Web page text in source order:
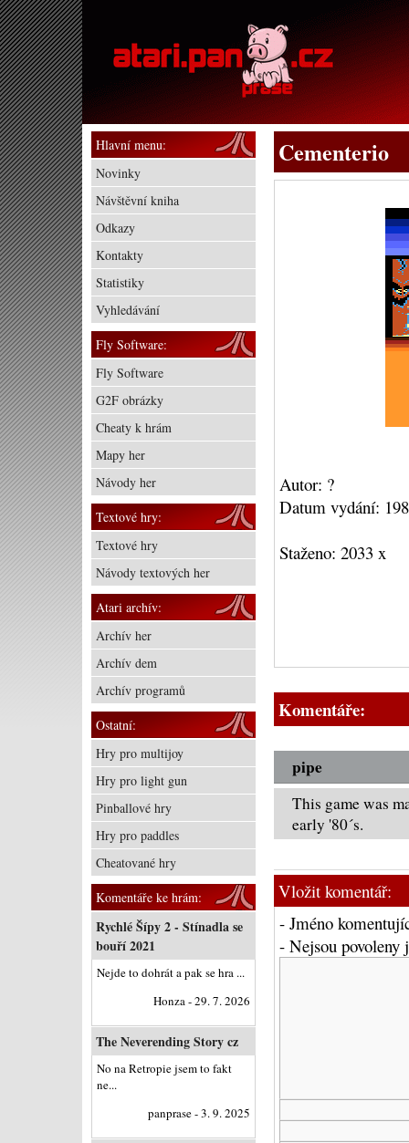
Cementerio
Autor: ?
Datum vydání:
Staženo: 2033 x
Komentáře:
pipe
This game was
early '80´s.
Vložit komentář:
- Jméno
- Nejsou
Hlavní menu:
Novinky
Návštěvní kniha
Odkazy
Kontakty
Statistiky
Vyhledávání
Fly Software:
Fly Software
G2F obrázky
Cheaty k hrám
Mapy her
Návody her
Textové hry:
Textové hry
Návody textových her
Atari archív:
Archív her
Archív dem
Archív programů
Ostatní:
Hry pro multijoy
Hry pro light gun
Pinballové hry
Hry pro paddles
Cheatované hry
Komentáře ke hrám:
Rychlé Šípy 2 - Stínadla se
bouří 2021
Nejde to dohrát a pak se hra ...
Honza - 29. 7. 2026
The Neverending Story cz
No na Retropie jsem to fakt
ne...
panprase - 3. 9. 2025